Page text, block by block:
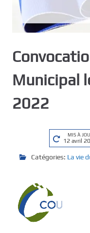
Municipal
2022
MIS À
12 avril
Catégories: La vie